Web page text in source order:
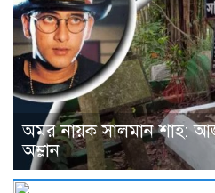
অমর নায়ক সালমান শাহ:
অম্লান